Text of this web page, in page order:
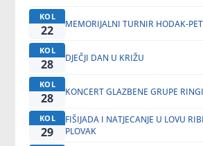
KOL
22 MEMORIJALNI TURNIR HODAK-
KOL
28 DJEČJI DAN U KRIŽU
KOL
28 KONCERT GLAZBENE GRUPE
KOL
29
FIŠIJADA I NATJECANJE U LOVU
PLOVAK